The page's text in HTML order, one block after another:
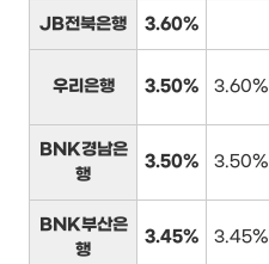
JB전북은행 3.60%
우리은행 3.50% 3.60%
BNK경남은
행
3.50% 3.50%
BNK부산은
행
3.45% 3.45%